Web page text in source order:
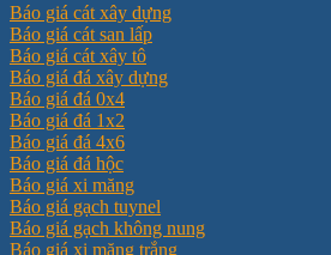
Báo giá cát xây dựng
Báo giá cát san lấp
Báo giá cát xây tô
Báo giá đá xây dựng
Báo giá đá 0x4
Báo giá đá 1x2
Báo giá đá 4x6
Báo giá đá hộc
Báo giá xi măng
Báo giá gạch tuynel
Báo giá gạch không nung
Báo giá xi măng trắng